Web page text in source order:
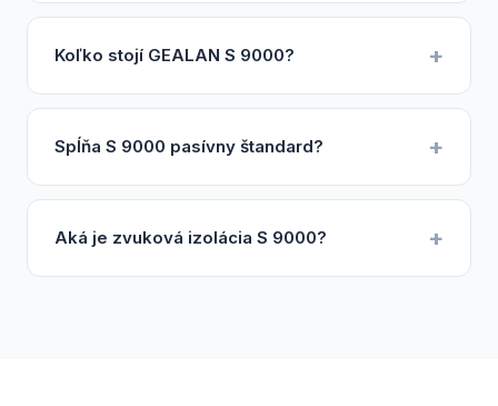
Koľko stojí GEALAN S 9000?
Spĺňa S 9000 pasívny štandard?
Aká je zvuková izolácia S 9000?